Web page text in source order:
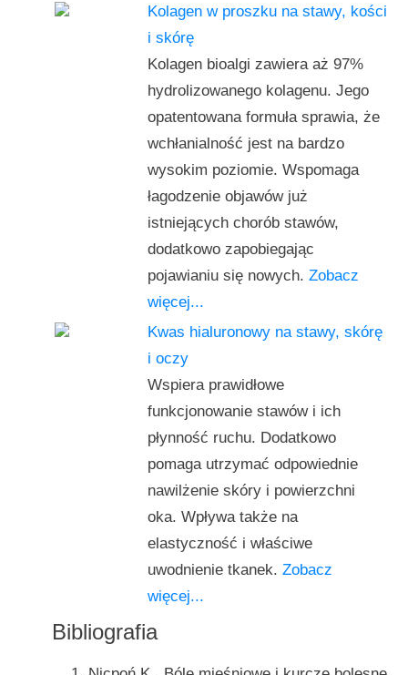
Kolagen w proszku na stawy, kości
i skórę
Kolagen bioalgi zawiera aż 97%
hydrolizowanego kolagenu. Jego
opatentowana formuła sprawia, że
wchłanialność jest na bardzo
wysokim poziomie. Wspomaga
łagodzenie objawów już
istniejących chorób stawów,
dodatkowo zapobiegając
pojawianiu się nowych. Zobacz
więcej...
Kwas hialuronowy na stawy, skórę
i oczy
Wspiera prawidłowe
funkcjonowanie stawów i ich
płynność ruchu. Dodatkowo
pomaga utrzymać odpowiednie
nawilżenie skóry i powierzchni
oka. Wpływa także na
elastyczność i właściwe
uwodnienie tkanek. Zobacz
więcej...
Bibliografia